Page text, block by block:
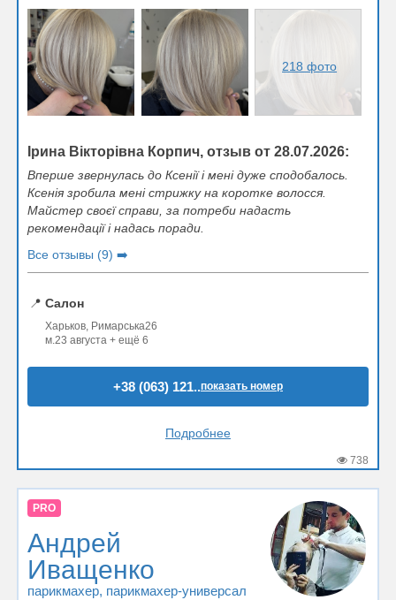
218 фото
Ірина Вікторівна Корпич, отзыв от 28.07.2026:
Вперше звернулась до Ксенії і мені дуже сподобалось.
Ксенія зробила мені стрижку на коротке волосся.
Майстер своєї справи, за потреби надасть
рекомендації і надась поради.
Все отзывы (9) ➡️
📍 Салон
Харьков, Римарська26
м.23 августа + ещё 6
+38 (063) 121..показать номер
Подробнее
738
PRO
Андрей
Иващенко
парикмахер, парикмахер-универсал